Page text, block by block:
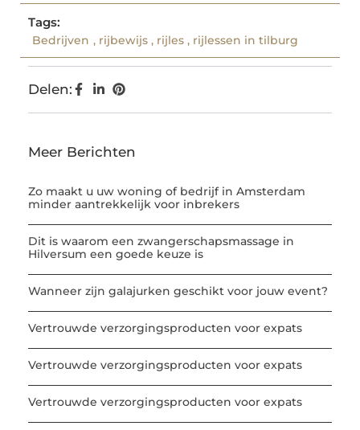
Tags:
Bedrijven , rijbewijs , rijles , rijlessen in tilburg
Delen:
Meer Berichten
Zo maakt u uw woning of bedrijf in Amsterdam
minder aantrekkelijk voor inbrekers
Dit is waarom een zwangerschapsmassage in
Hilversum een goede keuze is
Wanneer zijn galajurken geschikt voor jouw event?
Vertrouwde verzorgingsproducten voor expats
Vertrouwde verzorgingsproducten voor expats
Vertrouwde verzorgingsproducten voor expats